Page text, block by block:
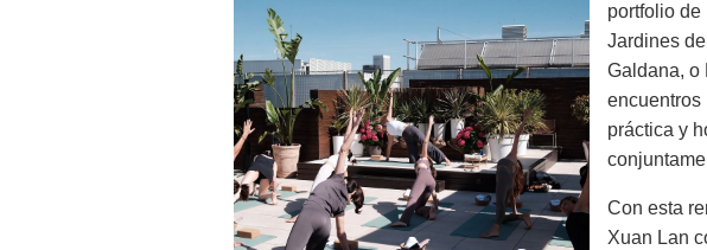
portfolio de
Jardines
Galdana, o
encuentros
práctica y
Con esta
Xuan Lan